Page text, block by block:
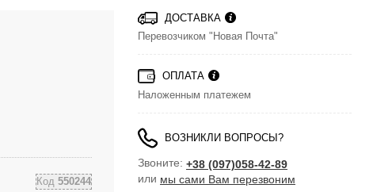
Код 550244
ДОСТАВКА
Перевозчиком "Новая Почта"
ОПЛАТА
Наложенным платежем
ВОЗНИКЛИ ВОПРОСЫ?
Звоните: +38 (097)058-42-89
или мы сами Вам перезвоним